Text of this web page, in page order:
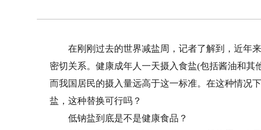
在刚刚过去的世界减盐周，记者了解到，近年
密切关系。健康成年人一天摄入食盐(包括酱油和其
而我国居民的摄入量远高于这一标准。在这种情况
盐，这种替换可行吗？
低钠盐到底是不是健康食品？